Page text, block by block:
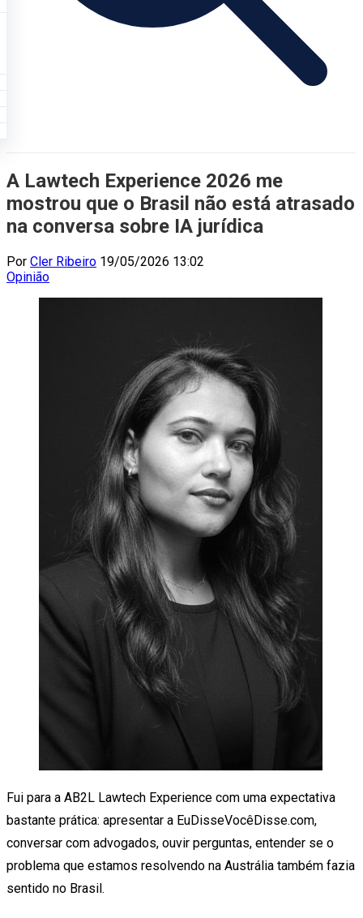
A Lawtech Experience 2026 me
mostrou que o Brasil não está atrasado
na conversa sobre IA jurídica
Por Cler Ribeiro 19/05/2026 13:02
Opinião
Fui para a AB2L Lawtech Experience com uma expectativa
bastante prática: apresentar a EuDisseVocêDisse.com,
conversar com advogados, ouvir perguntas, entender se o
problema que estamos resolvendo na Austrália também fazia
sentido no Brasil.